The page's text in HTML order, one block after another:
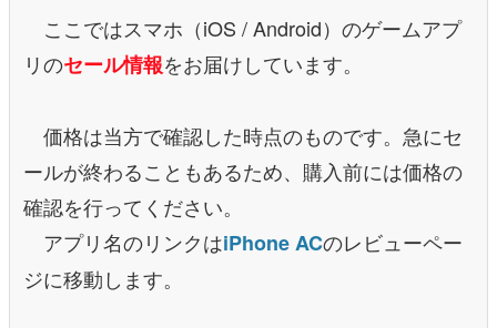
その他
運営：株式会社マレ
ここではスマホ（iOS / Android）のゲームアプ
リのセール情報をお届けしています。
価格は当方で確認した時点のものです。急にセ
ールが終わることもあるため、購入前には価格の
確認を行ってください。
アプリ名のリンクはiPhone ACのレビューペー
ジに移動します。